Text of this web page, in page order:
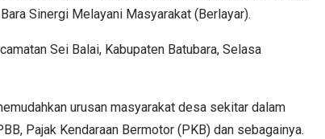
Sinergi Melayani Masyarakat (Berlayar).
Sei Balai, Kabupaten Batubara, Selasa
urusan masyarakat desa sekitar dalam
Pajak Kendaraan Bermotor (PKB) dan sebagainya.